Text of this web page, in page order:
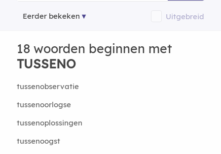
Eerder bekeken Uitgebreid
18 woorden beginnen met
TUSSENO
tussenobservatie
tussenoorlogse
tussenoplossingen
tussenoogst